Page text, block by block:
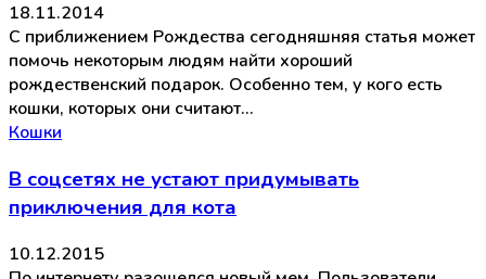
18.11.2014
С приближением Рождества сегодняшняя статья может
помочь некоторым людям найти хороший
рождественский подарок. Особенно тем, у кого есть
кошки, которых они считают…
Кошки
В соцсетях не устают придумывать
приключения для кота
10.12.2015